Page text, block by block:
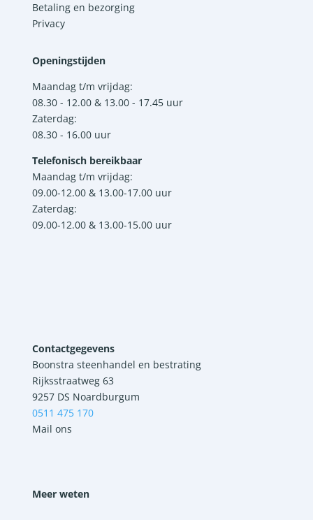
Betaling en bezorging
Privacy
Openingstijden
Maandag t/m vrijdag:
08.30 - 12.00 & 13.00 - 17.45 uur
Zaterdag:
08.30 - 16.00 uur
Telefonisch bereikbaar
Maandag t/m vrijdag:
09.00-12.00 & 13.00-17.00 uur
Zaterdag:
09.00-12.00 & 13.00-15.00 uur
Contactgegevens
Boonstra steenhandel en bestrating
Rijksstraatweg 63
9257 DS Noardburgum
0511 475 170
Mail ons
Meer weten